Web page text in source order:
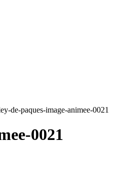
de-paques-image-animee-0021
0021